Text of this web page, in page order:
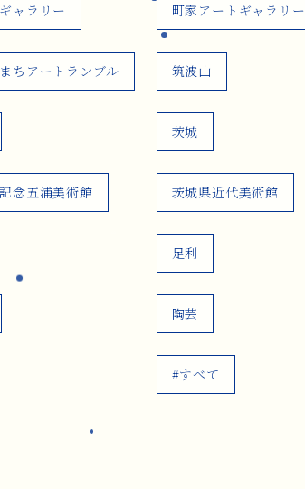
ャラリー 町家アートギャラリー
ちアートランブル 筑波山
茨城
念五浦美術館 茨城県近代美術館
足利
陶芸
#すべて